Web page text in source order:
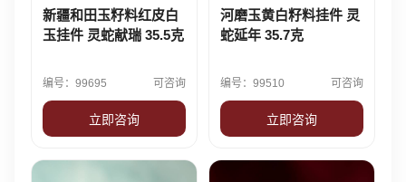
新疆和田玉籽料红皮白
玉挂件 灵蛇献瑞 35.5克
编号：99695 可咨询
立即咨询
河磨玉黄白籽料挂件 灵
蛇延年 35.7克
编号：99510 可咨询
立即咨询